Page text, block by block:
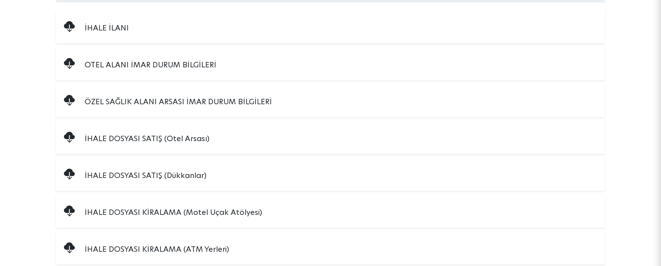
İHALE İLANI
OTEL ALANI İMAR DURUM BİLGİLERİ
ÖZEL SAĞLIK ALANI ARSASI İMAR DURUM BİLGİLERİ
İHALE DOSYASI SATIŞ (Otel Arsası)
İHALE DOSYASI SATIŞ (Dükkanlar)
İHALE DOSYASI KİRALAMA (Motel Uçak Atölyesi)
İHALE DOSYASI KİRALAMA (ATM Yerleri)